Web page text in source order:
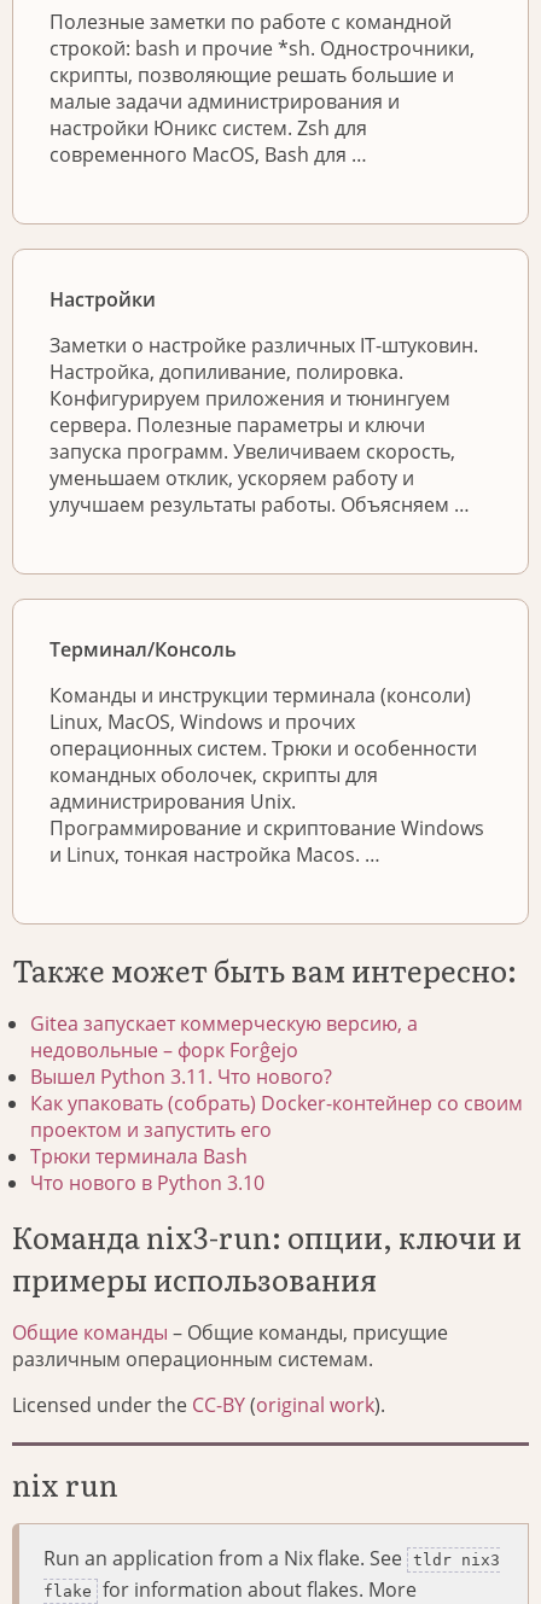
Полезные заметки по работе с командной
строкой: bash и прочие *sh. Однострочники,
скрипты, позволяющие решать большие и
малые задачи администрирования и
настройки Юникс систем. Zsh для
современного MacOS, Bash для …
Настройки
Заметки о настройке различных IT-штуковин.
Настройка, допиливание, полировка.
Конфигурируем приложения и тюнингуем
сервера. Полезные параметры и ключи
запуска программ. Увеличиваем скорость,
уменьшаем отклик, ускоряем работу и
улучшаем результаты работы. Объясняем …
Терминал/Консоль
Команды и инструкции терминала (консоли)
Linux, MacOS, Windows и прочих
операционных систем. Трюки и особенности
командных оболочек, скрипты для
администрирования Unix.
Программирование и скриптование Windows
и Linux, тонкая настройка Macos. …
Также может быть вам интересно:
Gitea запускает коммерческую версию, а
недовольные – форк Forĝejo
Вышел Python 3.11. Что нового?
Как упаковать (собрать) Docker-контейнер со своим
проектом и запустить его
Трюки терминала Bash
Что нового в Python 3.10
Команда nix3-run: опции, ключи и
примеры использования
Общие команды – Общие команды, присущие
различным операционным системам.
Licensed under the CC-BY(original work).
nix run
Run an application from a Nix flake. See tldr nix3
flake
for information about flakes. More